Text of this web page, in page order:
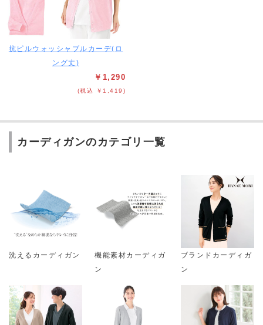
抗ピルウォッシャブルカーデ(ロ
ング丈)
￥1,290
(税込 ￥1,419)
カーディガンのカテゴリ一覧
洗えるカーディガン
機能素材カーディガ
ン
ブランドカーディガ
ン